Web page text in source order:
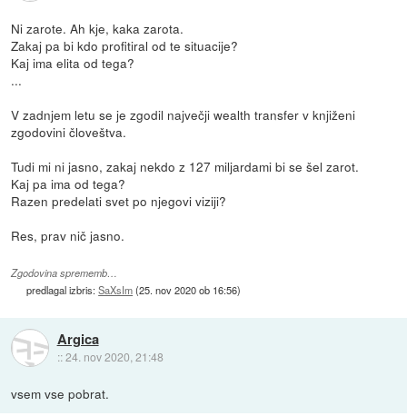
Ni zarote. Ah kje, kaka zarota.
Zakaj pa bi kdo profitiral od te situacije?
Kaj ima elita od tega?
...
V zadnjem letu se je zgodil največji wealth transfer v knjiženi
zgodovini človeštva.
Tudi mi ni jasno, zakaj nekdo z 127 miljardami bi se šel zarot.
Kaj pa ima od tega?
Razen predelati svet po njegovi viziji?
Res, prav nič jasno.
Zgodovina sprememb…
predlagal izbris:SaXsIm(25. nov 2020 ob 16:56)
Argica
::24. nov 2020, 21:48
vsem vse pobrat.